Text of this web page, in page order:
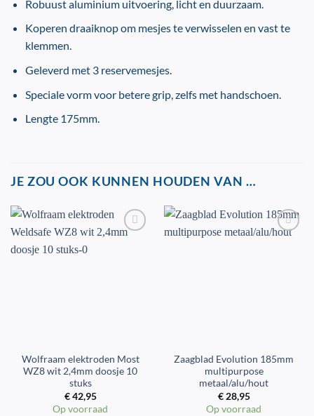
Robuust aluminium uitvoering, licht en duurzaam.
Koperen draaiknop om mesjes te verwisselen en vast te
klemmen.
Geleverd met 3 reservemesjes.
Speciale vorm voor betere grip, zelfs met handschoen.
Lengte 175mm.
JE ZOU OOK KUNNEN HOUDEN VAN …
Wolfraam elektroden Most
WZ8 wit 2,4mm doosje 10
stuks
€42,95
Op voorraad
Zaagblad Evolution 185mm
multipurpose
metaal/alu/hout
€28,95
Op voorraad